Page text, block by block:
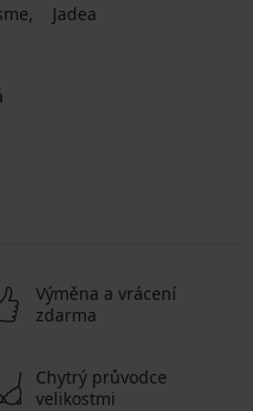
Jadea
Výměna a vrácení
zdarma
Chytrý průvodce
velikostmi